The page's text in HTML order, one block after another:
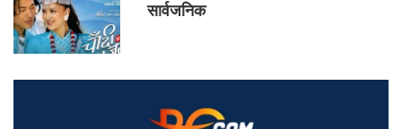
सार्वजनिक